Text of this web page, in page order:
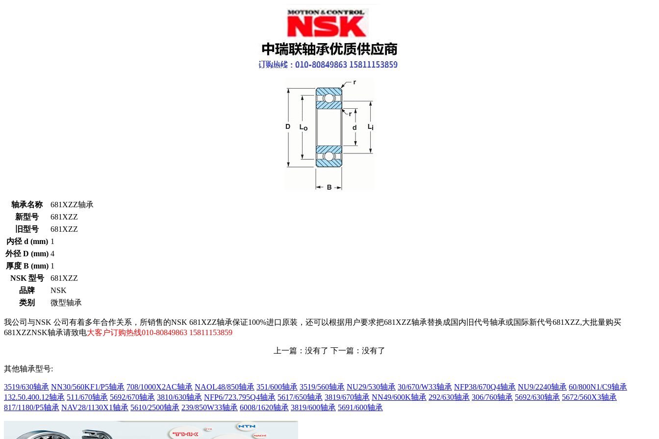
轴承名称
681XZZ轴承
新型号
681XZZ
旧型号
681XZZ
内径 d (mm) 1
外径 D (mm) 4
厚度 B (mm) 1
NSK 型号
681XZZ
品牌
NSK
类别
微型轴承
我公司与NSK 公司有着多年合作关系，所销售的NSK 681XZZ轴承保证100%进口原装，还可以根据用户要求把681XZZ轴承替换成国内旧代号轴承或国际新代号681XZZ,大批量购买
681XZZNSK轴承请致电大客户订购热线010-80849863 15811153859
上一篇：没有了 下一篇：没有了
其他轴承型号:
3519/630轴承 NN30/560KF1/P5轴承 708/1000X2AC轴承 NAOL48/850轴承 351/600轴承 3519/560轴承 NU29/530轴承 30/670/W33轴承 NFP38/670Q4轴承 NU9/2240轴承 60/800N1/C9轴承
132.50.400.12轴承 511/670轴承 5692/670轴承 3810/630轴承 NFP6/723.795Q4轴承 5617/650轴承 3819/670轴承 NN49/600K轴承 292/630轴承 306/760轴承 5692/630轴承 5672/560X3轴承
817/1180/P5轴承 NAV28/1130X1轴承 5610/2500轴承 239/850W33轴承 6008/1620轴承 3819/600轴承 5691/600轴承